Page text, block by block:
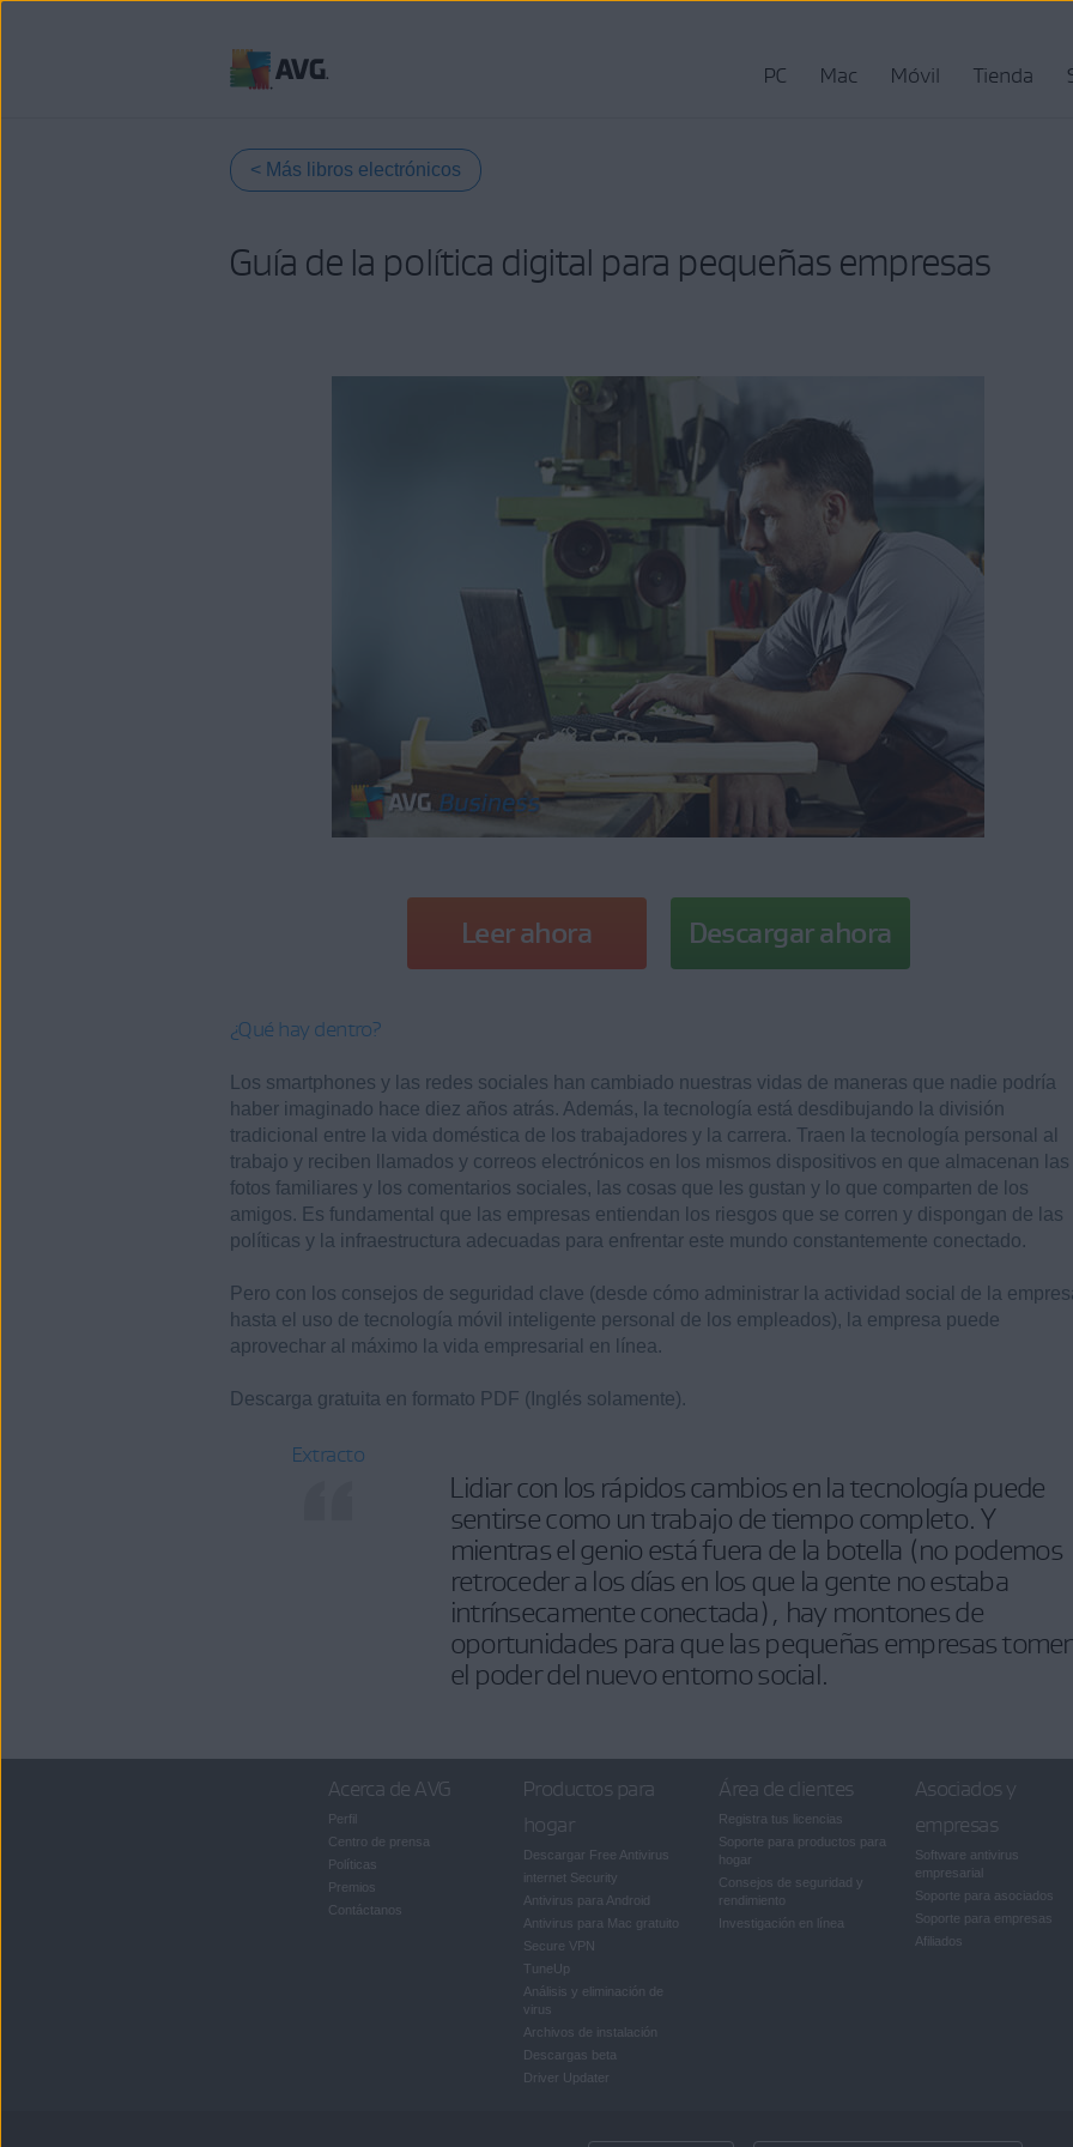
contenido
PC Mac Móvil Tienda
< Más libros electrónicos
Guía de la política digital para pequeñas empresas
Leer ahora Descargar ahora
¿Qué hay dentro?
Los smartphones y las redes sociales han cambiado nuestras vidas de maneras que nadie podría
haber imaginado hace diez años atrás. Además, la tecnología está desdibujando la división
tradicional entre la vida doméstica de los trabajadores y la carrera. Traen la tecnología personal al
trabajo y reciben llamados y correos electrónicos en los mismos dispositivos en que almacenan las
fotos familiares y los comentarios sociales, las cosas que les gustan y lo que comparten de los
amigos. Es fundamental que las empresas entiendan los riesgos que se corren y dispongan de las
políticas y la infraestructura adecuadas para enfrentar este mundo constantemente conectado.
Pero con los consejos de seguridad clave (desde cómo administrar la actividad social de la
hasta el uso de tecnología móvil inteligente personal de los empleados), la empresa puede
aprovechar al máximo la vida empresarial en línea.
Descarga gratuita en formato PDF (Inglés solamente).
Extracto
Lidiar con los rápidos cambios en la tecnología puede
sentirse como un trabajo de tiempo completo. Y
mientras el genio está fuera de la botella (no podemos
retroceder a los días en los que la gente no estaba
intrínsecamente conectada), hay montones de
oportunidades para que las pequeñas empresas
el poder del nuevo entorno social.
Acerca de AVG
Perfil
Centro de prensa
Políticas
Premios
Contáctanos
Productos para
hogar
Descargar Free Antivirus
internet Security
Antivirus para Android
Antivirus para Mac gratuito
Secure VPN
TuneUp
Análisis y eliminación de
virus
Archivos de instalación
Descargas beta
Driver Updater
Área de clientes
Registra tus licencias
Soporte para productos para
hogar
Consejos de seguridad y
rendimiento
Investigación en línea
Asociados y
empresas
Software antivirus
empresarial
Soporte para asociados
Soporte para empresas
Afiliados